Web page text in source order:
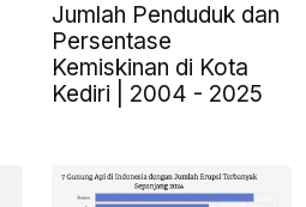
Jumlah Penduduk dan
Persentase
Kemiskinan di Kota
Kediri | 2004 - 2025